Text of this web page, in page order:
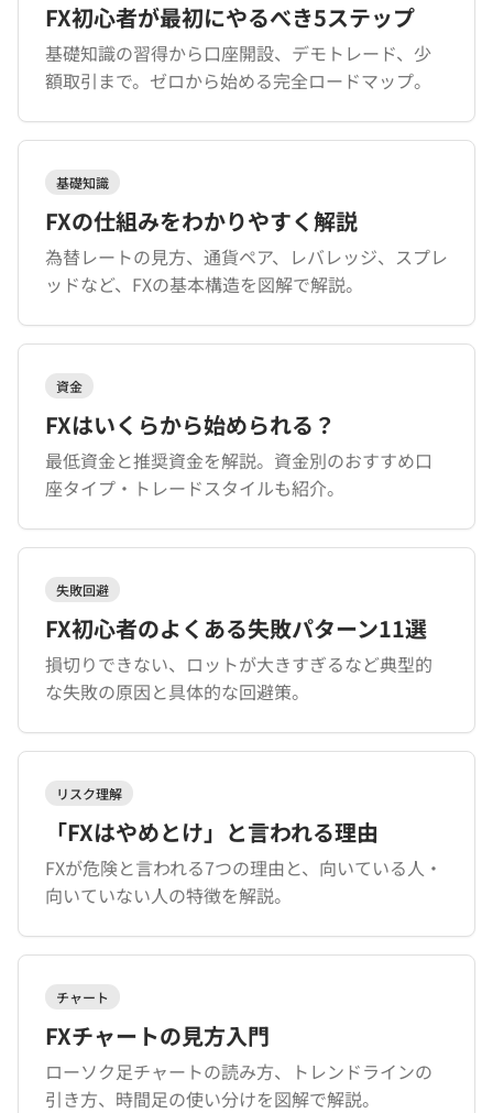
FX初心者が最初にやるべき5ステップ
基礎知識の習得から口座開設、デモトレード、少
額取引まで。ゼロから始める完全ロードマップ。
基礎知識
FXの仕組みをわかりやすく解説
為替レートの見方、通貨ペア、レバレッジ、スプレ
ッドなど、FXの基本構造を図解で解説。
資金
FXはいくらから始められる？
最低資金と推奨資金を解説。資金別のおすすめ口
座タイプ・トレードスタイルも紹介。
失敗回避
FX初心者のよくある失敗パターン11選
損切りできない、ロットが大きすぎるなど典型的
な失敗の原因と具体的な回避策。
リスク理解
「FXはやめとけ」と言われる理由
FXが危険と言われる7つの理由と、向いている人・
向いていない人の特徴を解説。
チャート
FXチャートの見方入門
ローソク足チャートの読み方、トレンドラインの
引き方、時間足の使い分けを図解で解説。